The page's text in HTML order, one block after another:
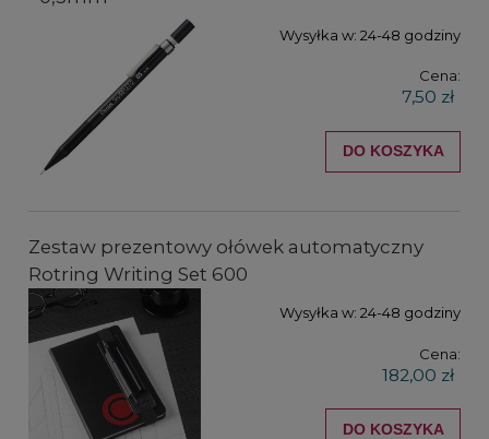
Wysyłka w: 24-48 godziny
Cena:
7,50 zł
DO KOSZYKA
Zestaw prezentowy ołówek automatyczny
Rotring Writing Set 600
Wysyłka w: 24-48 godziny
Cena:
182,00 zł
DO KOSZYKA